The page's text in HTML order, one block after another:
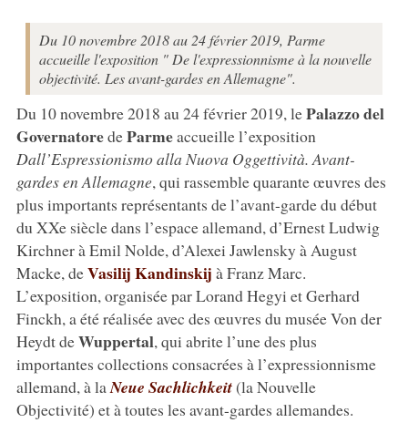
Du 10 novembre 2018 au 24 février 2019, Parme
accueille l'exposition " De l'expressionnisme à la nouvelle
objectivité. Les avant-gardes en Allemagne".
Du 10 novembre 2018 au 24 février 2019, lePalazzo del
GovernatoredeParmeaccueille l’exposition
Dall’Espressionismo alla Nuova Oggettività. Avant-
gardes en Allemagne, qui rassemble quarante œuvres des
plus importants représentants de l’avant-garde du début
du XXe siècle dans l’espace allemand, d’Ernest Ludwig
Kirchner à Emil Nolde, d’Alexei Jawlensky à August
Macke, deVasilij Kandinskij à Franz Marc.
L’exposition, organisée par Lorand Hegyi et Gerhard
Finckh, a été réalisée avec des œuvres du musée Von der
Heydt deWuppertal, qui abrite l’une des plus
importantes collections consacrées à l’expressionnisme
allemand, à la Neue Sachlichkeit(la Nouvelle
Objectivité) et à toutes les avant-gardes allemandes.